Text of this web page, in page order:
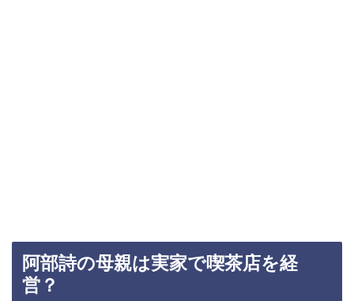
阿部詩の母親は実家で喫茶店を経
営？